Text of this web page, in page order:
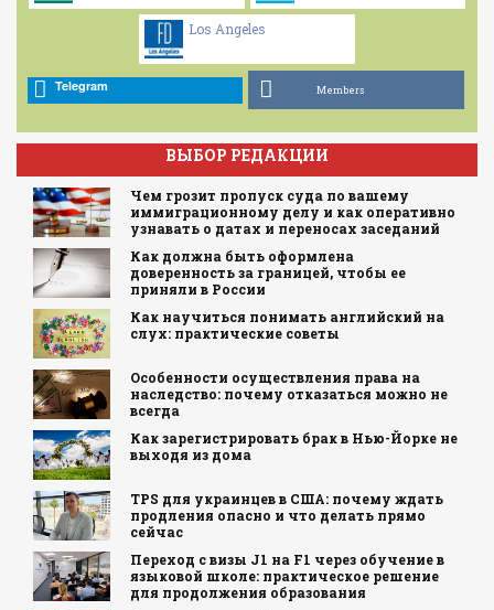
Los Angeles
Telegram Members
ВЫБОР РЕДАКЦИИ
Чем грозит пропуск суда по вашему
иммиграционному делу и как оперативно
узнавать о датах и переносах заседаний
Как должна быть оформлена
доверенность за границей, чтобы ее
приняли в России
Как научиться понимать английский на
слух: практические советы
Особенности осуществления права на
наследство: почему отказаться можно не
всегда
Как зарегистрировать брак в Нью-Йорке не
выходя из дома
TPS для украинцев в США: почему ждать
продления опасно и что делать прямо
сейчас
Переход с визы J1 на F1 через обучение в
языковой школе: практическое решение
для продолжения образования